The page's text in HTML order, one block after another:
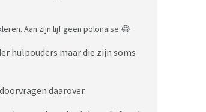
Aan zijn lijf geen polonaise 😂
hulpouders maar die zijn soms
daarover.